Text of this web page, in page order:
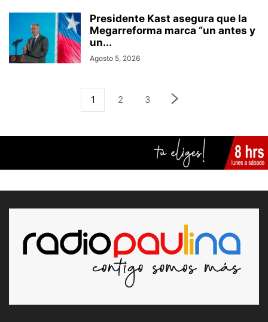
Presidente Kast asegura que la
Megarreforma marca “un antes y
un...
Agosto 5, 2026
1 2 3